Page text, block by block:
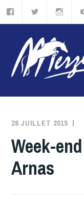
Accéder
au
contenu
principal
MERZÉ
SPORT
28 JUILLET 2015
Week-
Arnas